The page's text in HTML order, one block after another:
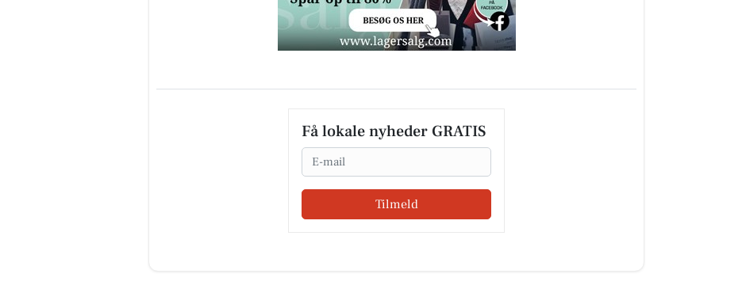
Få lokale nyheder GRATIS
Email
Tilmeld